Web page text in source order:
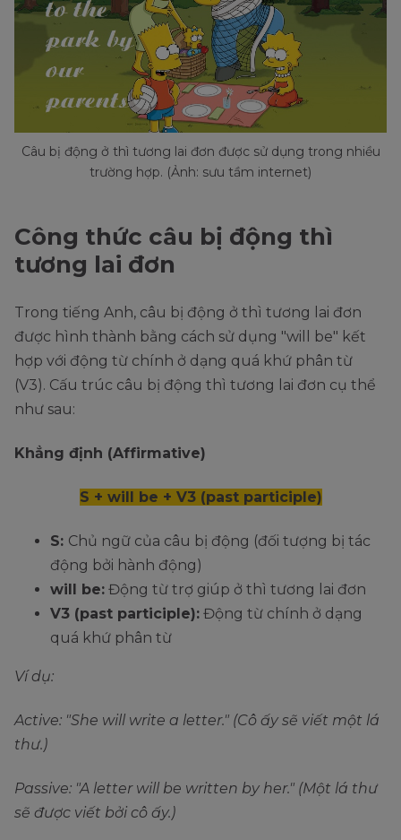
Câu bị động ở thì tương lai đơn được sử dụng trong nhiều
trường hợp. (Ảnh: sưu tầm internet)
Công thức câu bị động thì
tương lai đơn
Trong tiếng Anh, câu bị động ở thì tương lai đơn
được hình thành bằng cách sử dụng "will be" kết
hợp với động từ chính ở dạng quá khứ phân từ
(V3). Cấu trúc câu bị động thì tương lai đơn cụ thể
như sau:
Khẳng định (Affirmative)
S + will be + V3 (past participle)
S: Chủ ngữ của câu bị động (đối tượng bị tác
động bởi hành động)
will be: Động từ trợ giúp ở thì tương lai đơn
V3 (past participle): Động từ chính ở dạng
quá khứ phân từ
Ví dụ:
Active: "She will write a letter." (Cô ấy sẽ viết một lá
thư.)
Passive: "A letter will be written by her." (Một lá thư
sẽ được viết bởi cô ấy.)